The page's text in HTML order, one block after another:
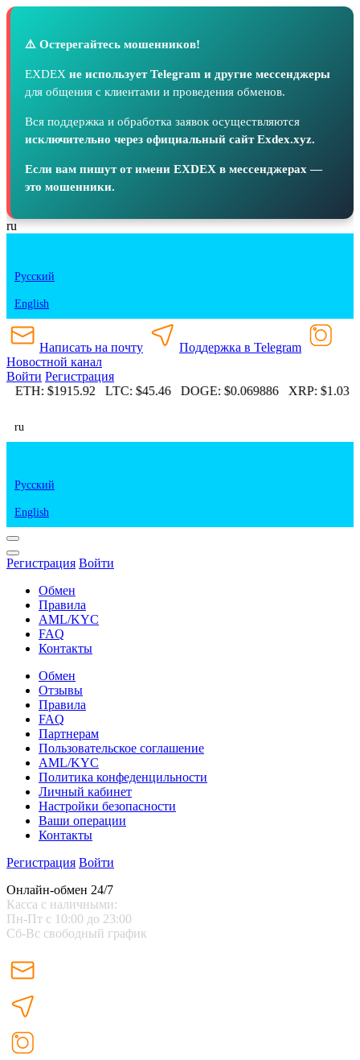
⚠️ Остерегайтесь мошенников!
EXDEX не использует Telegram и другие мессенджеры
для общения с клиентами и проведения обменов.
Вся поддержка и обработка заявок осуществляются
исключительно через официальный сайт Exdex.xyz.
Если вам пишут от имени EXDEX в мессенджерах —
это мошенники.
ru
Русский
English
Написать на почту
Поддержка в Telegram
Новостной канал
Войти Регистрация
ETH:$1915.92 LTC:$45.46 DOGE:$0.069886 XRP:$1.03
ru
Русский
English
Регистрация Войти
Обмен
Правила
AML/KYC
FAQ
Контакты
Обмен
Отзывы
Правила
FAQ
Партнерам
Пользовательское соглашение
AML/KYC
Политика конфеденцильности
Личный кабинет
Настройки безопасности
Ваши операции
Контакты
Регистрация Войти
Онлайн-обмен 24/7
Касса с наличными:
Пн-Пт с 10:00 до 23:00
Сб-Вс свободный график